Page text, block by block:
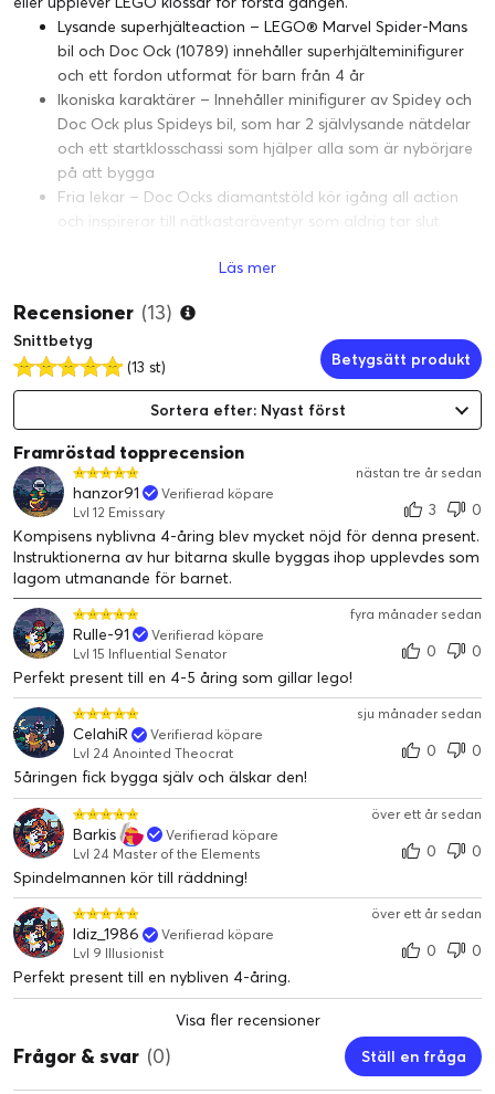
Lysande superhjälteaction – LEGO® Marvel Spider-Mans
bil och Doc Ock (10789) innehåller superhjälteminifigurer
och ett fordon utformat för barn från 4 år
Ikoniska karaktärer – Innehåller minifigurer av Spidey och
Doc Ock plus Spideys bil, som har 2 självlysande nätdelar
och ett startklosschassi som hjälper alla som är nybörjare
på att bygga
Fria lekar – Doc Ocks diamantstöld kör igång all action
och inspirerar till nätkastaräventyr som aldrig tar slut
bygginstruktioner, främjar utvecklingen hos barn från 4 år
fantasifulla lekar
Bärbar lek – Bilen är 4 cm hög, 8 cm lång och 4 cm bred,
så detta set kommer att engagera och underhålla barn
vart de än går
Kreativt bygge – En tryckt bildguide visar syftet med varje
verktyg för att zooma och rotera så att barn kan
visualisera sin modell medan de bygger
Utöka leken – Det breda sortimentet av LEGO® 4+ set
låter barn upptäcka en värld full av filmfavoriter, tv-
karaktärer och vardagshjältar
Garanterad kvalitet – LEGO® delar uppfyller stränga
branschstandarder för att säkerställa att de är hållbara,
kompatibla och kan sättas ihop lika lätt varje gång
Testad säkerhet – LEGO® delar tappas, värms, krossas,
vrids och analyseras för att säkerställa att de uppfyller
stränga globala säkerhetsstandarder
Läs mer
Recensioner (13)
Snittbetyg
(13 st)
Betygsätt produkt
Sortera efter: Nyast först
Framröstad topprecension
nästan tre år sedan
hanzor91
Verifierad köpare
Lvl 12 Emissary
3
0
Kompisens nyblivna 4-åring blev mycket nöjd för denna present.
Instruktionerna av hur bitarna skulle byggas ihop upplevdes som
lagom utmanande för barnet.
fyra månader sedan
Rulle-91
Verifierad köpare
Lvl 15 Influential Senator
0
0
Perfekt present till en 4-5 åring som gillar lego!
sju månader sedan
CelahiR
Verifierad köpare
Lvl 24 Anointed Theocrat
0
0
5åringen fick bygga själv och älskar den!
över ett år sedan
Barkis
Verifierad köpare
Lvl 24 Master of the Elements
0
0
Spindelmannen kör till räddning!
över ett år sedan
Idiz_1986
Verifierad köpare
Lvl 9 Illusionist
0
0
Perfekt present till en nybliven 4-åring.
Visa fler recensioner
Frågor & svar (0) Ställ en fråga